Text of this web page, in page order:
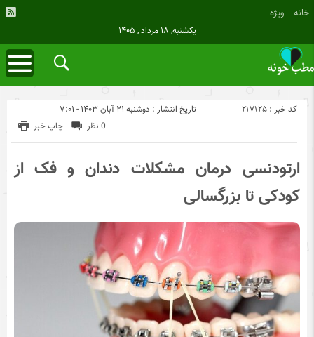
خانه ویژه
یکشنبه, ۱۸ مرداد , ۱۴۰۵
تاریخ انتشار : دوشنبه ۲۱ آبان ۱۴۰۳ - ۷:۰۱ کد خبر : 217125
چاپ خبر 0 نظر
ارتودنسی درمان مشکلات دندان و فک از
کودکی تا بزرگسالی